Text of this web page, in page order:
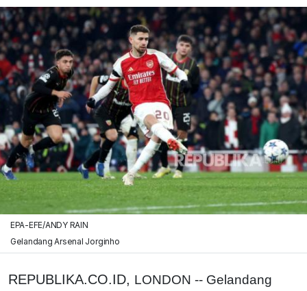
EPA-EFE/ANDY RAIN
Gelandang Arsenal Jorginho
REPUBLIKA.CO.ID, LONDON -- Gelandang